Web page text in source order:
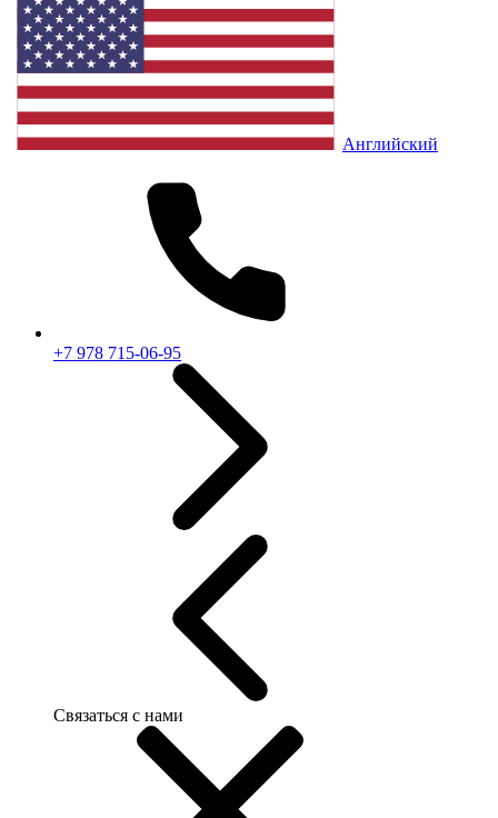
Английский
+7 978 715-06-95
Связаться с нами